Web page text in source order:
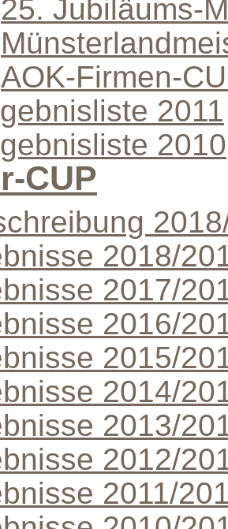
25. Jubiläums-
AOK-Firmen-
2011
2010
CUP
2018/
2017/
2016/
2015/
2014/
2013/
2012/
2011/